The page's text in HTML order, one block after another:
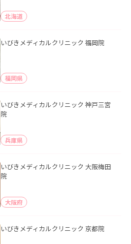
北海道
いびきメディカルクリニック 福岡院
福岡県
いびきメディカルクリニック 神戸三宮
院
兵庫県
いびきメディカルクリニック 大阪梅田
院
大阪府
いびきメディカルクリニック 京都院